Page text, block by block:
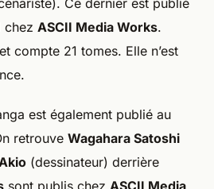
Ce dernier est publié
chez ASCII Media Works.
compte 21 tomes. Elle n’est
est également publié au
retrouve Wagahara Satoshi
(dessinateur) derrière
sont publis chez ASCII Media